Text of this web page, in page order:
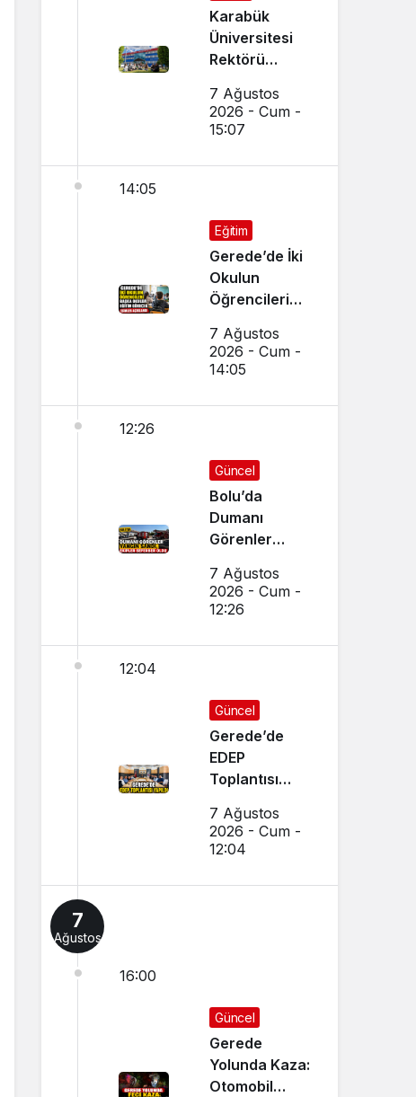
Karabük
Üniversitesi
Rektörü
Aday
Öğrencilere
7 Ağustos
2026 - Cum -
15:07
14:05
Eğitim
Gerede’de İki
Okulun
Öğrencileri
Eğitim
Görecek
7 Ağustos
2026 - Cum -
14:05
12:26
Güncel
Bolu’da
Dumanı
Görenler
Ekipler
Seferber Oldu
7 Ağustos
2026 - Cum -
12:26
12:04
Güncel
Gerede’de
EDEP
Toplantısı
7 Ağustos
2026 - Cum -
12:04
7
Ağustos
16:00
Güncel
Gerede
Yolunda Kaza:
Otomobil